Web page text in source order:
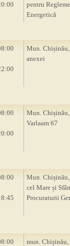
pentru
Energetică
Mun.
anexei
Mun. Chișinău,
Varlaam 67
Mun.
cel Mare și
Procuraturii
mun. Chișinău,